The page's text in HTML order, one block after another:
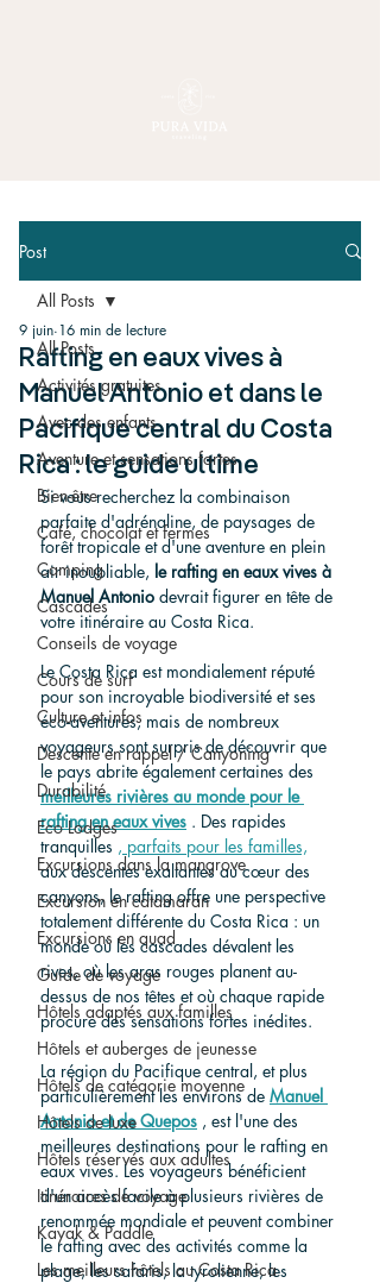
Post
All Posts
Activités gratuites
Avec des enfants
Aventure et sensations fortes
Bien-être
Café, chocolat et fermes
Camping
Cascades
Conseils de voyage
Cours de surf
Culture et infos
Descente en rappel / Canyoning
Durabilité
Eco Lodges
Excursions dans la mangrove
Excursion en catamaran
Excursions en quad
Guide de voyage
Hôtels adaptés aux familles
Hôtels et auberges de jeunesse
Hôtels de catégorie moyenne
Hôtels de luxe
Hôtels réservés aux adultes
Itinéraires de voyage
Kayak & Paddle
Les meilleurs hôtels au Costa Rica
All Posts
Rafting en eaux vives à
Manuel Antonio et dans le
Pacifique central du Costa
Rica : le guide ultime
9 juin 16 min de lecture
Si vous recherchez la combinaison
parfaite d'adrénaline, de paysages de
forêt tropicale et d'une aventure en plein
air inoubliable, le rafting en eaux vives à
Manuel Antonio devrait figurer en tête de
votre itinéraire au Costa Rica.
Le Costa Rica est mondialement réputé
pour son incroyable biodiversité et ses
éco-aventures, mais de nombreux
voyageurs sont surpris de découvrir que
le pays abrite également certaines des
meilleures rivières au monde pour le
rafting en eaux vives . Des rapides
tranquilles , parfaits pour les familles,
aux descentes exaltantes au cœur des
canyons, le rafting offre une perspective
totalement différente du Costa Rica : un
monde où les cascades dévalent les
rives, où les aras rouges planent au-
dessus de nos têtes et où chaque rapide
procure des sensations fortes inédites.
La région du Pacifique central, et plus
particulièrement les environs de Manuel
Antonio et de Quepos , est l'une des
meilleures destinations pour le rafting en
eaux vives. Les voyageurs bénéficient
d'un accès facile à plusieurs rivières de
renommée mondiale et peuvent combiner
le rafting avec des activités comme la
plage, les safaris, la tyrolienne, les